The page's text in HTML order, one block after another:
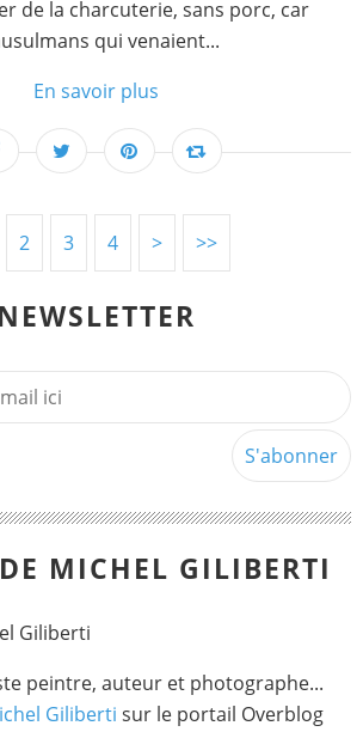
de la charcuterie, sans porc, car
qui venaient...
En savoir plus
2 3 4 > >>
NEWSLETTER
MICHEL GILIBERTI
peintre, auteur et photographe...
Giliberti sur le portail Overblog